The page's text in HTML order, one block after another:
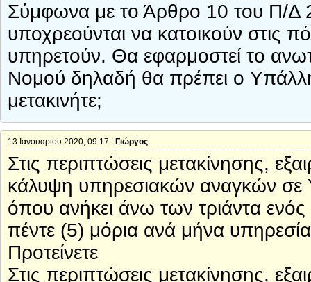
Σύμφωνα με το Άρθρο 10 του Π/Δ
υποχρεούνται να κατοικούν στις
υπηρετούν. Θα εφαρμοστεί το
Νομού δηλαδή θα πρέπει ο
μετακινήτε;
13 Ιανουαρίου 2020, 09:17 | Γιώργος
Στις περιπτώσεις μετακίνησης,
κάλυψη υπηρεσιακών αναγκών σε
όπου ανήκει άνω των τριάντα
πέντε (5) μόρια ανά μήνα
Προτείνετε
Στις περιπτώσεις μετακίνησης,